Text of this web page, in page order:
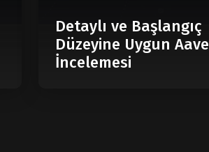
Detaylı ve Başlangıç
Düzeyine Uygun Aave
İncelemesi